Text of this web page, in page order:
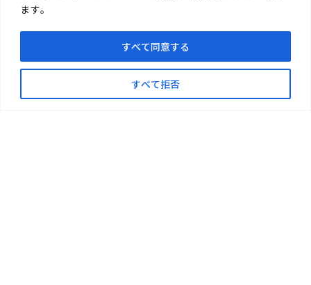
ます。
すべて拒否
すべて同意する